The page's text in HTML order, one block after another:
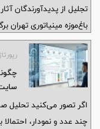
تجلیل از پدیدآورندگان
باغ‌موزه مینیاتوری تهران
رپورتاژ
اگر تصور می‌کنید تحلیل
چند عدد و نمودار،